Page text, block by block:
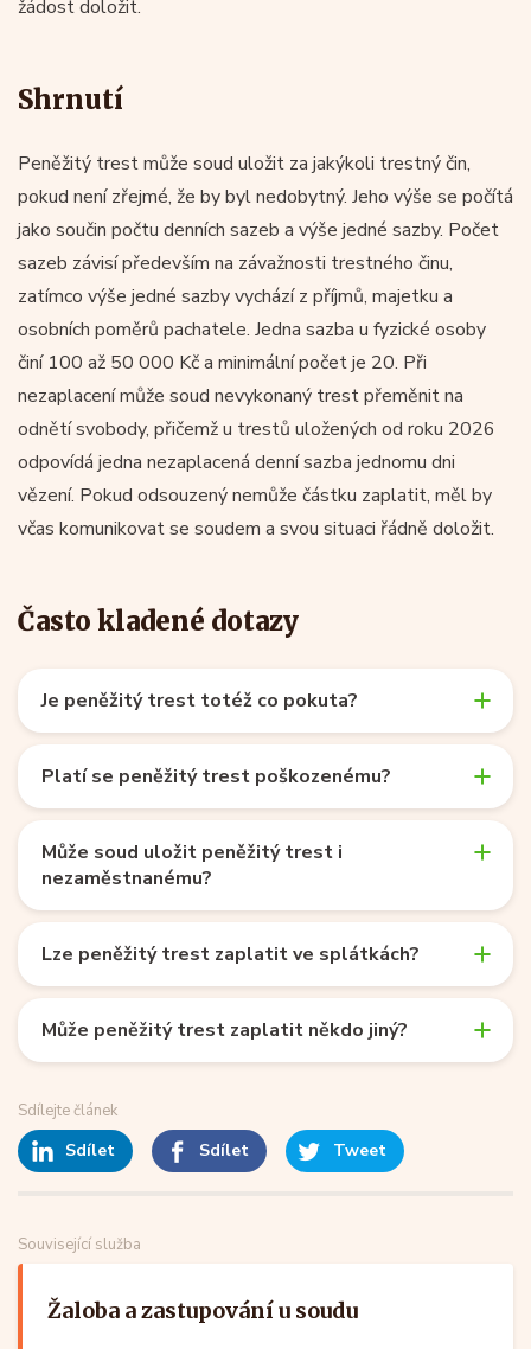
žádost doložit.
Shrnutí
Peněžitý trest může soud uložit za jakýkoli trestný čin,
pokud není zřejmé, že by byl nedobytný. Jeho výše se počítá
jako součin počtu denních sazeb a výše jedné sazby. Počet
sazeb závisí především na závažnosti trestného činu,
zatímco výše jedné sazby vychází z příjmů, majetku a
osobních poměrů pachatele. Jedna sazba u fyzické osoby
činí 100 až 50 000 Kč a minimální počet je 20. Při
nezaplacení může soud nevykonaný trest přeměnit na
odnětí svobody, přičemž u trestů uložených od roku 2026
odpovídá jedna nezaplacená denní sazba jednomu dni
vězení. Pokud odsouzený nemůže částku zaplatit, měl by
včas komunikovat se soudem a svou situaci řádně doložit.
Často kladené dotazy
Je peněžitý trest totéž co pokuta?
Platí se peněžitý trest poškozenému?
Může soud uložit peněžitý trest i
nezaměstnanému?
Lze peněžitý trest zaplatit ve splátkách?
Může peněžitý trest zaplatit někdo jiný?
Sdílejte článek
Sdílet Sdílet Tweet
Související služba
Žaloba a zastupování u soudu